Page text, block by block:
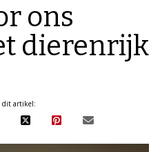
ons
dierenrijk
dit artikel: